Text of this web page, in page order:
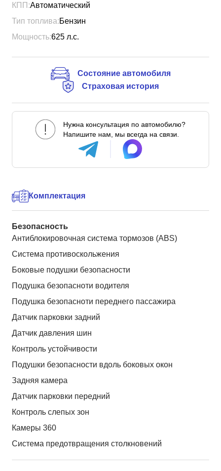
КПП:Автоматический
Тип топлива:Бензин
Мощность:625 л.с.
Состояние автомобиля
Страховая история
Нужна консультация по автомобилю?
Напишите нам, мы всегда на связи.
Комплектация
Безопасность
Антиблокировочная система тормозов (ABS)
Система противоскольжения
Боковые подушки безопасности
Подушка безопасноти водителя
Подушка безопасноти переднего пассажира
Датчик парковки задний
Датчик давления шин
Контроль устойчивости
Подушки безопасности вдоль боковых окон
Задняя камера
Датчик парковки передний
Контроль слепых зон
Камеры 360
Система предотвращения столкновений